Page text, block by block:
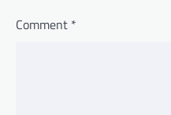
Comment *